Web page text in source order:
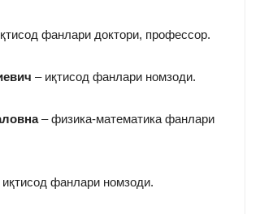
фанлари доктори, профессор.
– иқтисод фанлари номзоди.
– физика-математика фанлари
фанлари номзоди.